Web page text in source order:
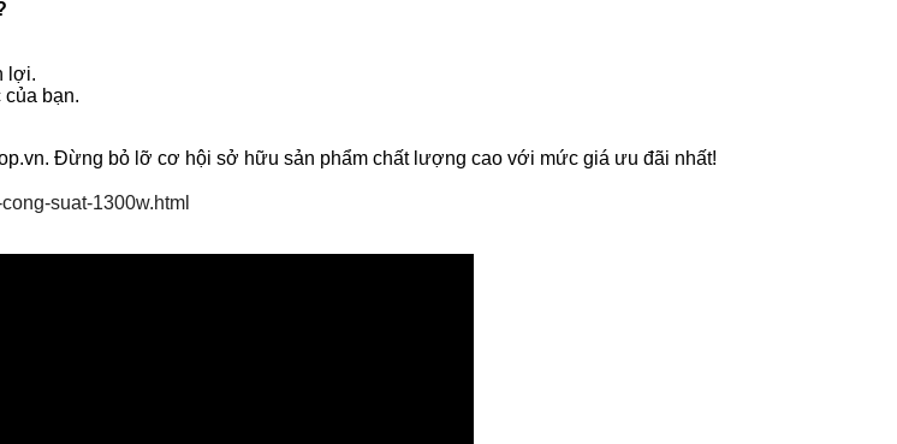
lợi.
bạn.
Đừng bỏ lỡ cơ hội sở hữu sản phẩm chất lượng cao với mức giá ưu đãi nhất!
suat-1300w.html